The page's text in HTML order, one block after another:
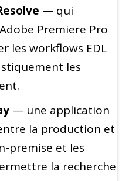
— qui
Premiere Pro
les workflows EDL
les
— une application
la production et
premise et les
la recherche